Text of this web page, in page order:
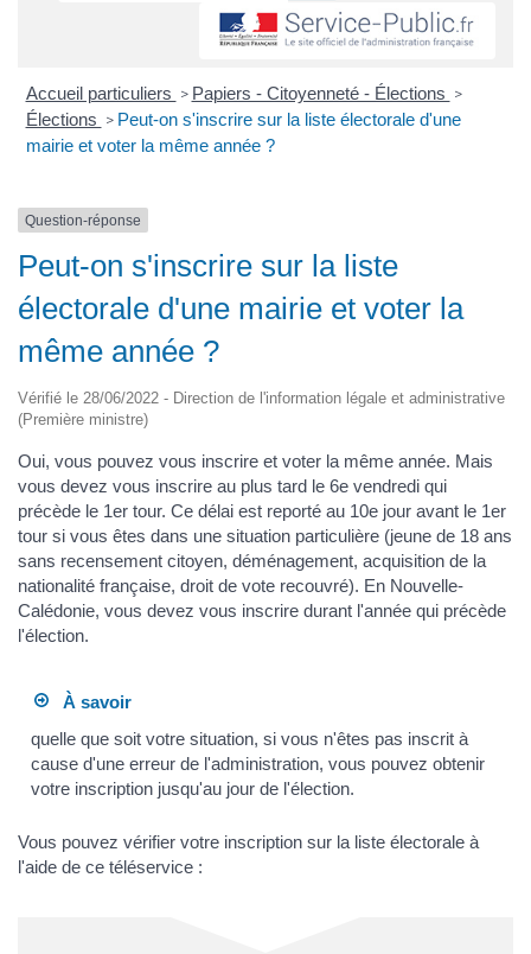
Accueil particuliers > Papiers - Citoyenneté - Élections >
Élections > Peut-on s'inscrire sur la liste électorale d'une
mairie et voter la même année ?
Question-réponse
Peut-on s'inscrire sur la liste
électorale d'une mairie et voter la
même année ?
Vérifié le 28/06/2022 - Direction de l'information légale et administrative
(Première ministre)
Oui, vous pouvez vous inscrire et voter la même année. Mais
vous devez vous inscrire au plus tard le 6e vendredi qui
précède le 1er tour. Ce délai est reporté au 10e jour avant le 1er
tour si vous êtes dans une situation particulière (jeune de 18 ans
sans recensement citoyen, déménagement, acquisition de la
nationalité française, droit de vote recouvré). En Nouvelle-
Calédonie, vous devez vous inscrire durant l'année qui précède
l'élection.
À savoir
quelle que soit votre situation, si vous n'êtes pas inscrit à
cause d'une erreur de l'administration, vous pouvez obtenir
votre inscription jusqu'au jour de l'élection.
Vous pouvez vérifier votre inscription sur la liste électorale à
l'aide de ce téléservice :